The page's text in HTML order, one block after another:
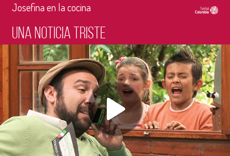
Josefina en la cocina
Una noticia triste